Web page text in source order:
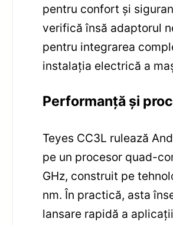
pentru confort și
verifică însă adaptorul
pentru integrarea
instalația electrică a
Performanță și
Teyes CC3L rulează
pe un procesor quad-
GHz, construit pe
nm. În practică, asta
lansare rapidă a